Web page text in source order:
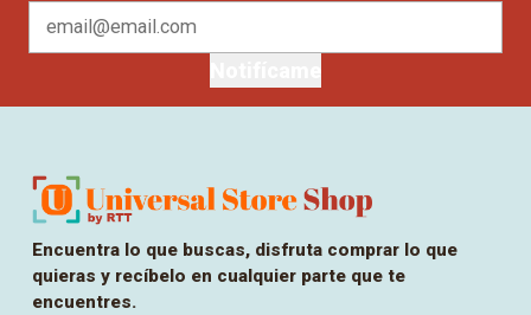
Encuentra lo que buscas, disfruta comprar lo que
quieras y recíbelo en cualquier parte que te
encuentres.